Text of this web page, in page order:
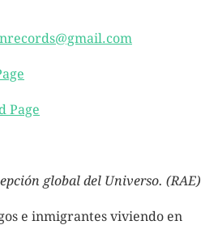
Page
global del Universo. (RAE)
e inmigrantes viviendo en